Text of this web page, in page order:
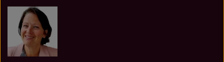
DUFTBLOKKE OG TILBEHØR